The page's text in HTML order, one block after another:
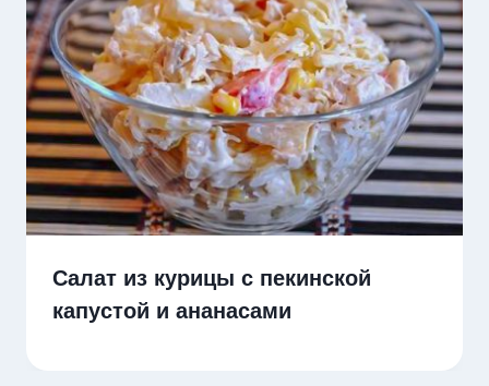
Салат из курицы с пекинской
капустой и ананасами